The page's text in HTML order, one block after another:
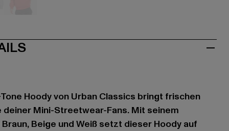
Hoody von Urban Classics bringt frischen
deiner Mini-Streetwear-Fans. Mit seinem
Beige und Weiß setzt dieser Hoody auf